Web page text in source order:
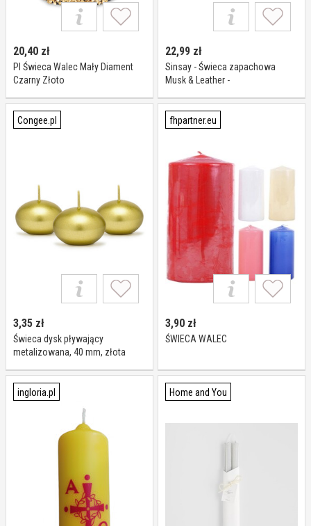
20,40 zł
Pl Świeca Walec Mały Diament
Czarny Złoto
22,99 zł
Sinsay - Świeca zapachowa
Musk & Leather -
Congee.pl
3,35 zł
Świeca dysk pływający
metalizowana, 40 mm, złota
fhpartner.eu
3,90 zł
ŚWIECA WALEC
ingloria.pl Home and You